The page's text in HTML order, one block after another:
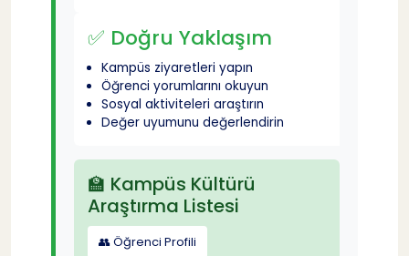
✅ Doğru Yaklaşım
Kampüs ziyaretleri yapın
Öğrenci yorumlarını okuyun
Sosyal aktiviteleri araştırın
Değer uyumunu değerlendirin
🏫 Kampüs Kültürü
Araştırma Listesi
👥 Öğrenci Profili